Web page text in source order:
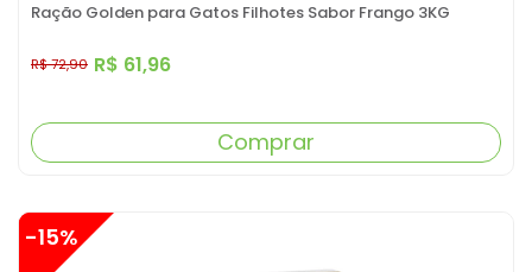
Ração Golden para Gatos Filhotes Sabor Frango 3KG
R$ 61,96
R$ 72,90
Comprar
-15%